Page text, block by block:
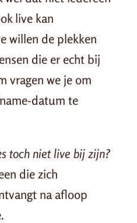
live kan
willen de plekken
die er echt bij
vragen we je om
datum te
toch niet live bij zijn?
die zich
na afloop